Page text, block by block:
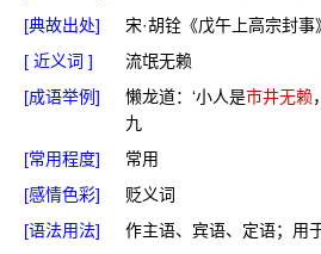
[典故出处]
宋·胡铨《戊午上高宗封事
[ 近义词 ]
流氓无赖
[成语举例]
懒龙道：‘小人是市井无赖
九
[常用程度]
常用
[感情色彩]
贬义词
[语法用法]
作主语、宾语、定语；用